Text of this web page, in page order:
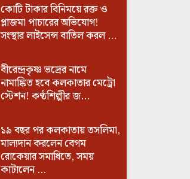
কোটি টাকার বিনিময়ে রক্ত ও
প্লাজমা পাচারের অভিযোগ!
সংস্থার লাইসেন্স বাতিল করল ...
বীরেন্দ্রকৃষ্ণ ভদ্রের নামে
নামাঙ্কিত হবে কলকাতার মেট্রো
স্টেশন! কণ্ঠশিল্পীর জ...
১৯ বছর পর কলকাতায় তসলিমা,
মাল্যদান করলেন বেগম
রোকেয়ার সমাধিতে, সময়
কাটালেন ...